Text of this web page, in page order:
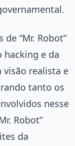
“Mr. Robot”
hacking e da
visão realista e
tanto os
nesse
Robot”
da